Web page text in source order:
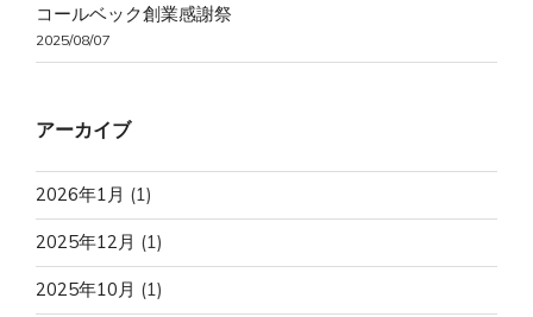
コールベック創業感謝祭
2025/08/07
アーカイブ
2026年1月 (1)
2025年12月 (1)
2025年10月 (1)